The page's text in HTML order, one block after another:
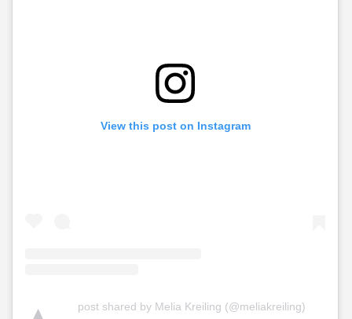
View this post on Instagram
post shared by Melia Kreiling (@meliakreiling)